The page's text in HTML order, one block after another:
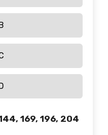
144, 169, 196, 204